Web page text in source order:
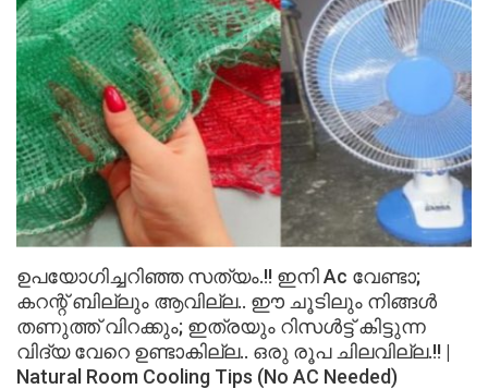
ഉപയോഗിച്ചറിഞ്ഞ സത്യം.!! ഇനി Ac വേണ്ടാ;
കറന്റ് ബില്ലും ആവില്ല.. ഈ ചൂടിലും നിങ്ങൾ
തണുത്ത് വിറക്കും; ഇത്രയും റിസൾട്ട് കിട്ടുന്ന
വിദ്യ വേറെ ഉണ്ടാകില്ല.. ഒരു രൂപ ചിലവില്ല.!! |
Natural Room Cooling Tips (No AC Needed)